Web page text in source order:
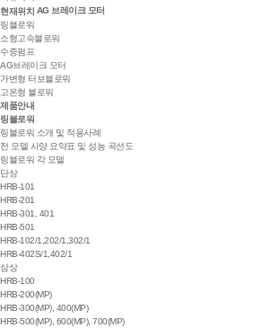
현재위치 AG 브레이크 모터
링블로워
소형고속블로워
수중펌프
AG브레이크 모터
가변형 터보블로워
고온형 블로워
제품안내
링블로워
링블로워 소개 및 적용사례
전 모델 사양 요약표 및 성능 곡선도
링블로워 각 모델
단상
HRB-101
HRB-201
HRB-301, 401
HRB-501
HRB-102/1,202/1,302/1
HRB-402S/1,402/1
삼상
HRB-100
HRB-200(MP)
HRB-300(MP), 400(MP)
HRB-500(MP), 600(MP), 700(MP)